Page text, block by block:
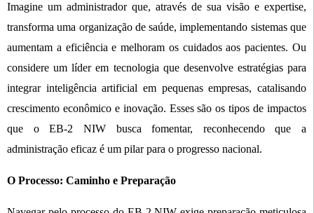
Imagine um administrador que, através de sua visão e expertise,
transforma uma organização de saúde, implementando sistemas que
aumentam a eficiência e melhoram os cuidados aos pacientes. Ou
considere um líder em tecnologia que desenvolve estratégias para
integrar inteligência artificial em pequenas empresas, catalisando
crescimento econômico e inovação. Esses são os tipos de impactos
que o EB-2 NIW busca fomentar, reconhecendo que a
administração eficaz é um pilar para o progresso nacional.
O Processo: Caminho e Preparação